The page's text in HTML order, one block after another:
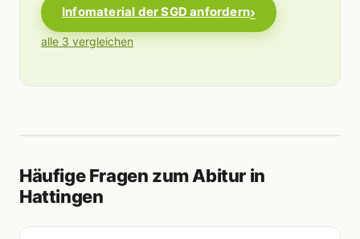
Infomaterial der SGD anfordern
alle 3 vergleichen
Häufige Fragen zum Abitur in
Hattingen